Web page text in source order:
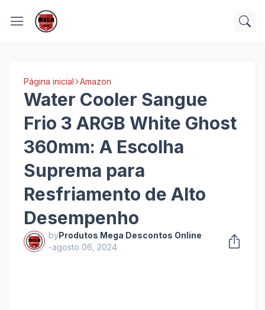
Página inicial Amazon
Water Cooler Sangue
Frio 3 ARGB White Ghost
360mm: A Escolha
Suprema para
Resfriamento de Alto
Desempenho
byProdutos Mega Descontos Online
-agosto 06, 2024